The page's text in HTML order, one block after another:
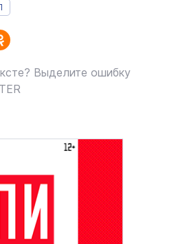
Выделите ошибку